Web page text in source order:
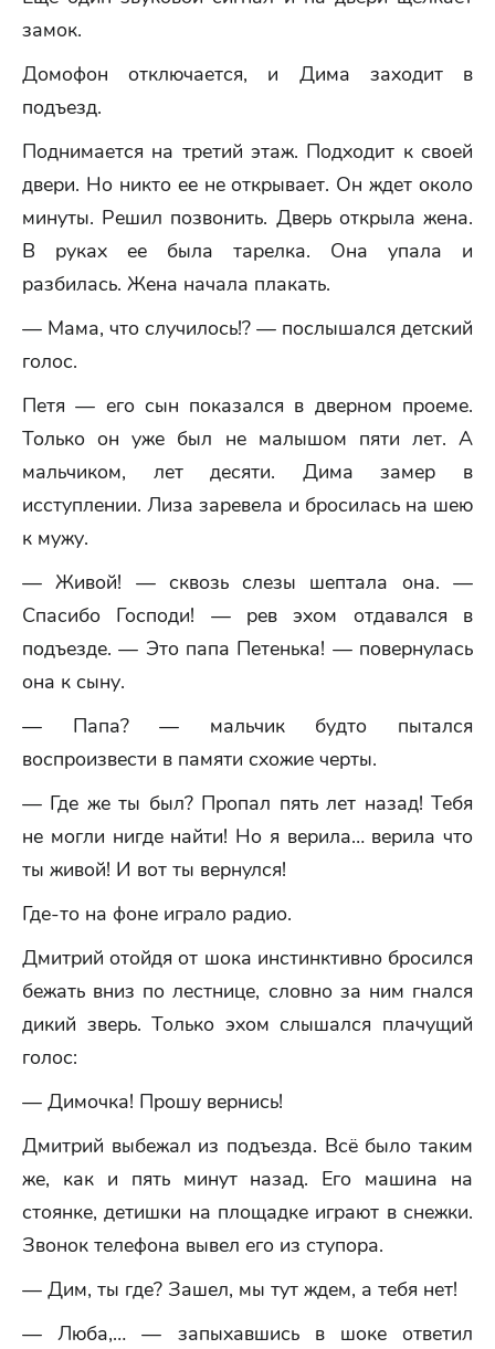
замок.
Домофон отключается, и Дима заходит в
подъезд.
Поднимается на третий этаж. Подходит к своей
двери. Но никто ее не открывает. Он ждет около
минуты. Решил позвонить. Дверь открыла жена.
В руках ее была тарелка. Она упала и
разбилась. Жена начала плакать.
— Мама, что случилось!? — послышался детский
голос.
Петя — его сын показался в дверном проеме.
Только он уже был не малышом пяти лет. А
мальчиком, лет десяти. Дима замер в
исступлении. Лиза заревела и бросилась на шею
к мужу.
— Живой! — сквозь слезы шептала она. —
Спасибо Господи! — рев эхом отдавался в
подъезде. — Это папа Петенька! — повернулась
она к сыну.
— Папа? — мальчик будто пытался
воспроизвести в памяти схожие черты.
— Где же ты был? Пропал пять лет назад! Тебя
не могли нигде найти! Но я верила… верила что
ты живой! И вот ты вернулся!
Где-то на фоне играло радио.
Дмитрий отойдя от шока инстинктивно бросился
бежать вниз по лестнице, словно за ним гнался
дикий зверь. Только эхом слышался плачущий
голос:
— Димочка! Прошу вернись!
Дмитрий выбежал из подъезда. Всё было таким
же, как и пять минут назад. Его машина на
стоянке, детишки на площадке играют в снежки.
Звонок телефона вывел его из ступора.
— Дим, ты где? Зашел, мы тут ждем, а тебя нет!
— Люба,… — запыхавшись в шоке ответил